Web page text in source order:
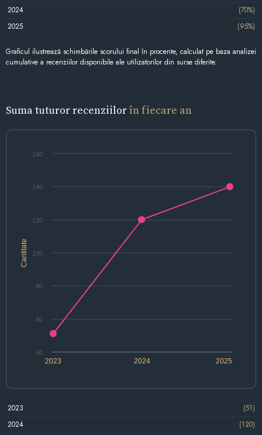
2024
(70%)
2025
(95%)
Graficul ilustrează schimbările scorului final în procente, calculat pe baza analizei
cumulative a recenziilor disponibile ale utilizatorilor din surse diferite.
Suma tuturor recenziilorîn fiecare an
Cantitate
2024
2023 2025
40
60
80
100
120
140
160
2023
(51)
2024
(120)